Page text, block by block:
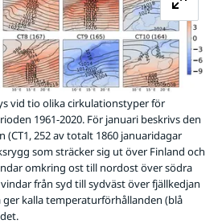
vid tio olika cirkulationstyper för
1961-2020. För januari beskrivs den
252 av totalt 1860 januaridagar
som sträcker sig ut över Finland och
omkring ost till nordost över södra
från syd till sydväst över fjällkedjan
ger kalla temperaturförhållanden (blå